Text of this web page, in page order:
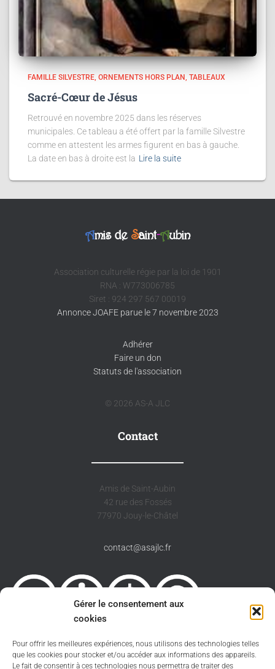
Gérer le consentement aux
cookies
Pour offrir les meilleures expériences, nous utilisons des technologies telles
que les cookies pour stocker et/ou accéder aux informations des appareils.
Le fait de consentir à ces technologies nous permettra de traiter des
FAMILLE SILVESTRE ORNEMENTS HORS PLAN TABLEAUX
Sacré-Cœur de Jésus
Retrouvé en novembre 2025 dans les réserves
municipales. Ce tableau a été offert par la famille Silvestre
comme en attestent les armes figurent en bas à gauche.
La date en bas à droite est la Lire la suite
Amis de Saint-Aubin
Association culturelle régie par la loi de 1901
RNA : W773006785
Siret : 924 297 567 00019
Annonce JOAFE parue le 7 novembre 2023
Adhérer
Faire un don
Statuts de l'association
© 2026 AS-A JLC
Contact
Amis de Saint-Aubin
42 rue des Fossés
77970 Jouy-le-Châtel
contact@asajlc.fr
Sauf spécification contraire le site est sous licence
Creative Commons 4.0 International